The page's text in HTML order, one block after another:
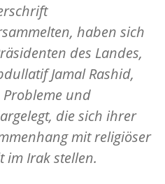
haben sich
des Landes,
Jamal Rashid,
und
die sich ihrer
mit religiöser
im Irak stellen.